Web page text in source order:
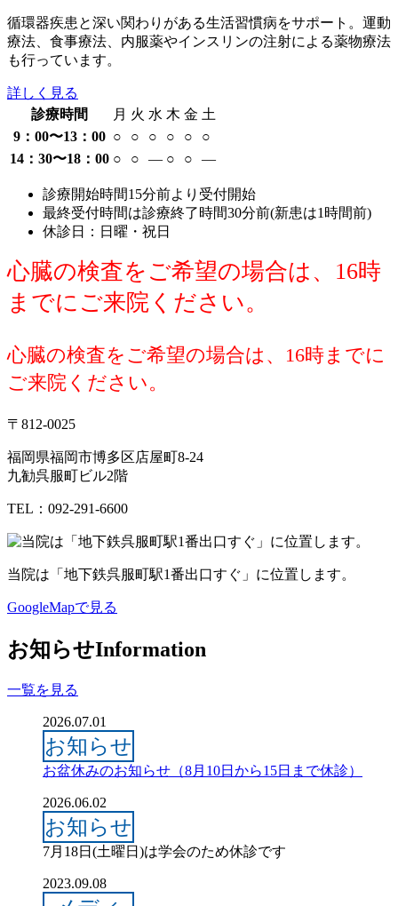
循環器疾患と深い関わりがある生活習慣病をサポート。運動
療法、食事療法、内服薬やインスリンの注射による薬物療法
も行っています。
詳しく見る
診療時間
月 火 水 木 金 土
9：00〜13：00 ○ ○ ○ ○ ○
○
14：30〜18：00 ○ ○ ― ○ ○ ―
診療開始時間15分前より受付開始
最終受付時間は診療終了時間30分前(新患は1時間前)
休診日：日曜・祝日
心臓の検査をご希望の場合は、16時
までにご来院ください。
心臓の検査をご希望の場合は、16時までに
ご来院ください。
〒812-0025
福岡県福岡市博多区店屋町8-24
九勧呉服町ビル2階
TEL： 092-291-6600
当院は 「地下鉄呉服町駅1番出口すぐ」 に位置します。
GoogleMapで見る
お知らせInformation
一覧を見る
2026.07.01
お知らせ
お盆休みのお知らせ（8月10日から15日まで休診）
2026.06.02
お知らせ
7月18日(土曜日)は学会のため休診です
2023.09.08